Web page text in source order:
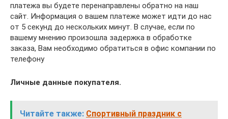
платежа вы будете перенаправлены обратно на наш
сайт. Информация о вашем платеже может идти до нас
от 5 секунд до нескольких минут. В случае, если по
вашему мнению произошла задержка в обработке
заказа, Вам необходимо обратиться в офис компании по
телефону
Личные данные покупателя.
Читайте также: Спортивный праздник с